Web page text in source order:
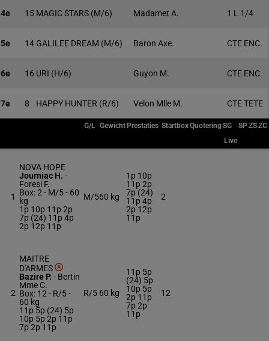
4e 15 MAGIC STARS (M/6) Madamet A. 1 L 1/4
5e 14 GALILEE DREAM (M/6) Baron Axe. CTE ENC.
6e 16 URI (H/6) Guyon M. CTE ENC.
7e 8 HAPPY HUNTER (R/6) Velon Mlle M. CTE TETE
G/L Gewicht Prestaties StartboxQuoteringSG SPZSZC
Live
1
NOVA HOPE
Journiac H. -
Foresi F.
Box: 2 - M/5 - 60
kg
1p 10p 11p 2p
7p (24) 11p 4p
2p 12p 11p
M/560 kg
1p 10p
11p 2p
7p (24)
11p 4p
2p 12p
11p
2
2
MAITRE
D'ARMES
Bazire P. - Bertin
Mme C.
Box: 12 - R/5 -
60 kg
11p 5p (24) 5p
10p 5p 2p 11p
7p 2p 11p
R/5 60 kg
11p 5p
(24) 5p
10p 5p
2p 11p
7p 2p
11p
12